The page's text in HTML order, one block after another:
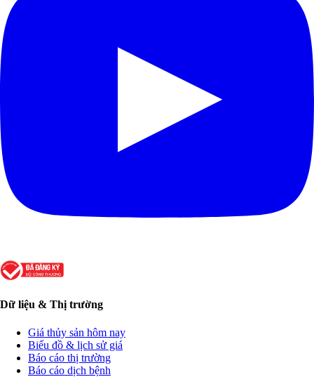
Dữ liệu & Thị trường
Giá thủy sản hôm nay
Biểu đồ & lịch sử giá
Báo cáo thị trường
Báo cáo dịch bệnh